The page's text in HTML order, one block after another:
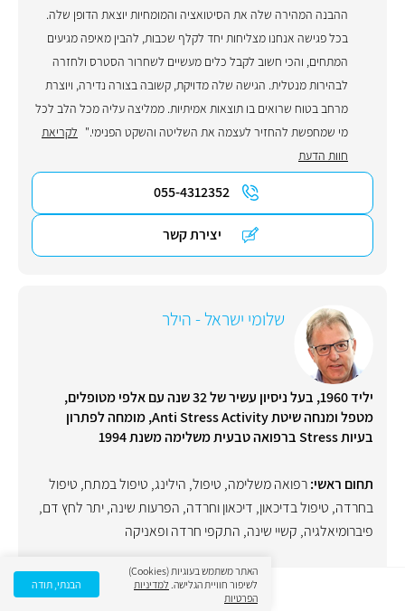
ההבנה המהירה שלה את הסיטואציה והמומחיות יוצאת הדופן שלה.
בכל פגישה אנחנו מצליחות יחד לקלף שכבות, להבין מאיפה מגיעים
המתחים, והכי חשוב לקבל כלים מעשיים לשחרור הסטרס ולחזרה
לבהירות מנטלית. הגישה שלה מדויקת, קשובה בצורה נדירה, ויוצרת
מרחב בטוח שרואים בו תוצאות אמיתיות. ממליצה עליה מכל הלב לכל
מי שמחפשת להחזיר לעצמה את השליטה והשקט הפנימי." לקריאת
חוות הדעת
055-4312352
יצירת קשר
שלומי ישראל - הילר
יליד 1960, בעל ניסיון עשיר של 32 שנה עם אלפי מטופלים,
מטפל ומנחה שיטת Anti Stress Activity, מומחה לפתרון
בעיות Stress ברפואה טבעית משלימה משנת 1994
תחום ראשי:רפואה משלימה, טיפול, הילינג, טיפול במתח, טיפול
בחרדה, טיפול בדיכאון, דיכאון וחרדה, הפרעות שינה,יתר לחץ דם,
פיברומיאלגיה, קשיי שינה, התקפי חרדה ופאניקה
חיפה
האתר משתמש בעוגיות (Cookies)
לשיפור חוויית הגלישה. למדיניות
הפרטיות
הבנתי, תודה